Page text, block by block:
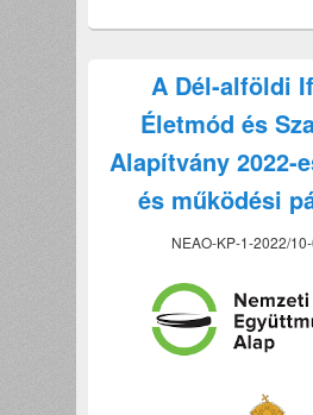
A Dél-alföldi
Életmód és
Alapítvány 2022-
és működési
NEAO-KP-1-2022/